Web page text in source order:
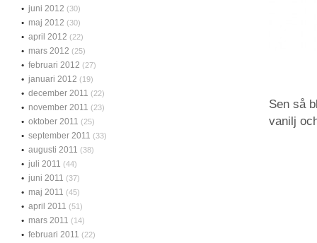
Sen så
vanilj
juni 2012 (30)
maj 2012 (30)
april 2012 (22)
mars 2012 (25)
februari 2012 (27)
januari 2012 (19)
december 2011 (22)
november 2011 (23)
oktober 2011 (25)
september 2011 (33)
augusti 2011 (38)
juli 2011 (44)
juni 2011 (37)
maj 2011 (45)
april 2011 (51)
mars 2011 (14)
februari 2011 (22)